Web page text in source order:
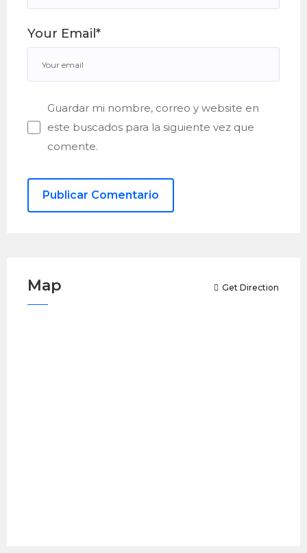
Your Email*
Guardar mi nombre, correo y website en
este buscados para la siguiente vez que
comente.
Map Get Direction